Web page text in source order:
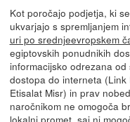
Kot poročajo podjetja, ki se
ukvarjajo s spremljanjem
uri po srednjeevropskem
egiptovskih ponudnikih
informacijsko odrezana
dostopa do interneta (Link
Etisalat Misr) in prav
naročnikom ne omogoča
lokalni promet, saj ni